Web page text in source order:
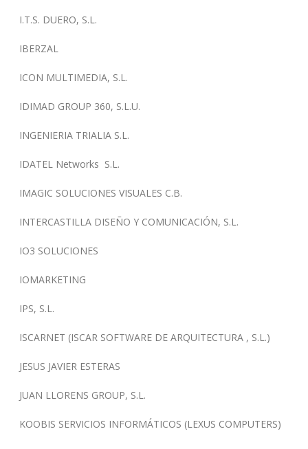
I.T.S. DUERO, S.L.
IBERZAL
ICON MULTIMEDIA, S.L.
IDIMAD GROUP 360, S.L.U.
INGENIERIA TRIALIA S.L.
IDATEL Networks S.L.
IMAGIC SOLUCIONES VISUALES C.B.
INTERCASTILLA DISEÑO Y COMUNICACIÓN, S.L.
IO3 SOLUCIONES
IOMARKETING
IPS, S.L.
ISCARNET (ISCAR SOFTWARE DE ARQUITECTURA , S.L.)
JESUS JAVIER ESTERAS
JUAN LLORENS GROUP, S.L.
KOOBIS SERVICIOS INFORMÁTICOS (LEXUS COMPUTERS)